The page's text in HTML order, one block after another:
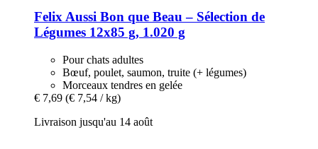
Felix Aussi Bon que Beau – Sélection de
Légumes 12x85 g, 1.020 g
Pour chats adultes
Bœuf, poulet, saumon, truite (+ légumes)
Morceaux tendres en gelée
€ 7,69 (€ 7,54 / kg)
Livraison jusqu'au 14 août